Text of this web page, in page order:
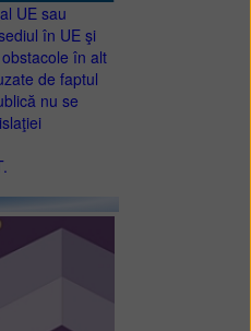
UE sau
în UE şi
în alt
de faptul
nu se